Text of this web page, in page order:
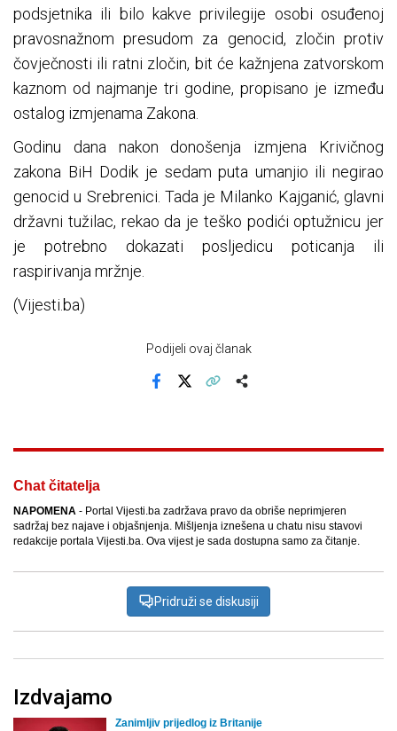
podsjetnika ili bilo kakve privilegije osobi osuđenoj
pravosnažnom presudom za genocid, zločin protiv
čovječnosti ili ratni zločin, bit će kažnjena zatvorskom
kaznom od najmanje tri godine, propisano je između
ostalog izmjenama Zakona.
Godinu dana nakon donošenja izmjena Krivičnog
zakona BiH Dodik je sedam puta umanjio ili negirao
genocid u Srebrenici. Tada je Milanko Kajganić, glavni
državni tužilac, rekao da je teško podići optužnicu jer
je potrebno dokazati posljedicu poticanja ili
raspirivanja mržnje.
(Vijesti.ba)
Podijeli ovaj članak
Chat čitatelja
NAPOMENA - Portal Vijesti.ba zadržava pravo da obriše neprimjeren
sadržaj bez najave i objašnjenja. Mišljenja iznešena u chatu nisu stavovi
redakcije portala Vijesti.ba. Ova vijest je sada dostupna samo za čitanje.
Pridruži se diskusiji
Izdvajamo
Zanimljiv prijedlog iz Britanije